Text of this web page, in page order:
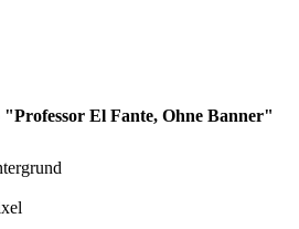
El Fante, Ohne Banner"